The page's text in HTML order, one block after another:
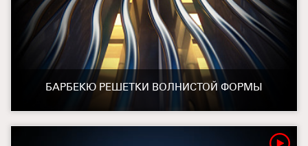
БАРБЕКЮ РЕШЕТКИ ВОЛНИСТОЙ ФОРМЫ